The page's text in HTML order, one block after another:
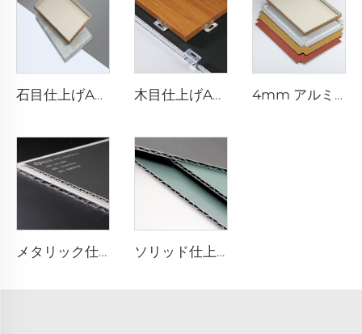
石目仕上げACP - 4mm x 1220mm x 2440mm 木目仕上げACP複合板 - 4mm x 1220mm x 2440mm 4mm アルミニウム複合板 - 4mm 1220mm x 2440mm (122cm x 244cm)
メタリック仕上げアルミニウム複合板 - 0.4cm x 122cm x 244cm ソリッド仕上げアルミニウム複合板 - 4mm x 1220mm x 2440mm